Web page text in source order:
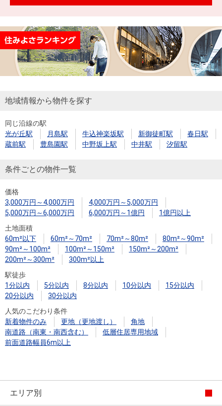
用
物
件
を
す
件を
探す
購入向け
サービス
住宅ロー
ンシミュ
住まい1プ
ラス（お
暮らしの
税金の本
（電子ブ
ック）
ド
金額
試算
売却向け
周辺相場
住まい1プ
住まいと
暮らしの
税金の本
売却ガイ
ド
（電子ブ
ック版）
閉じる
地域情報から物件を探す
同じ沿線の駅
光が丘駅
月島駅 牛込神楽坂駅 新御徒町駅
春日駅
蔵前駅
豊島園駅 中野坂上駅 中井駅 汐留駅
条件ごとの物件一覧
価格
3,000万円～4,000万円
4,000万円～5,000万円
5,000万円～6,000万円
6,000万円～1億円
1億円以上
土地面積
60m²以下
60m²～70m² 70m²～80m²
80m²～90m²
90m²～100m²
100m²～150m²
150m²～200m²
200m²～300m²
300m²以上
駅徒歩
1分以内
5分以内 8分以内 10分以内
15分以内
20分以内
30分以内
人気のこだわり条件
新着物件のみ
更地（更地渡し）
角地
南道路（南東・南西含む）
低層住居専用地域
前面道路幅員6m以上
エリア別